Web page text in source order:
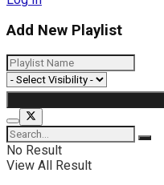
Add New Playlist
No Result
View All Result